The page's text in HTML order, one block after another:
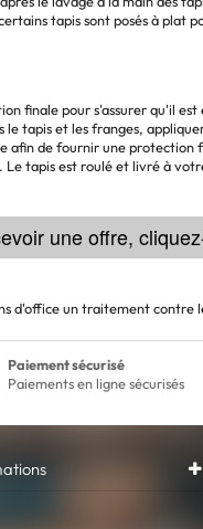
tapis sont posés à plat
finale pour s'assurer qu'il
le tapis et les franges,
afin de fournir une protection
Le tapis est roulé et livré à
une offre,
d'office un traitement contre
Paiement sécurisé
Paiements en ligne sécurisés